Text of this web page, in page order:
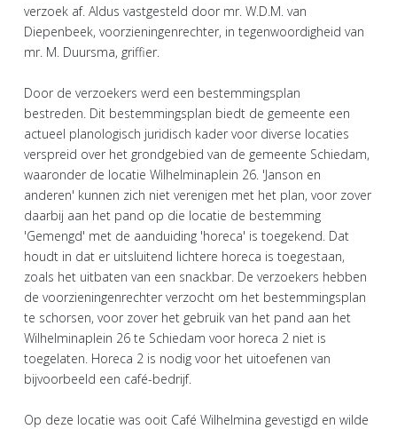
verzoek af. Aldus vastgesteld door mr. W.D.M. van
Diepenbeek, voorzieningenrechter, in tegenwoordigheid van
mr. M. Duursma, griffier.
Door de verzoekers werd een bestemmingsplan
bestreden. Dit bestemmingsplan biedt de gemeente een
actueel planologisch juridisch kader voor diverse locaties
verspreid over het grondgebied van de gemeente Schiedam,
waaronder de locatie Wilhelminaplein 26. 'Janson en
anderen' kunnen zich niet verenigen met het plan, voor zover
daarbij aan het pand op die locatie de bestemming
'Gemengd' met de aanduiding 'horeca' is toegekend. Dat
houdt in dat er uitsluitend lichtere horeca is toegestaan,
zoals het uitbaten van een snackbar. De verzoekers hebben
de voorzieningenrechter verzocht om het bestemmingsplan
te schorsen, voor zover het gebruik van het pand aan het
Wilhelminaplein 26 te Schiedam voor horeca 2 niet is
toegelaten. Horeca 2 is nodig voor het uitoefenen van
bijvoorbeeld een café-bedrijf.
Op deze locatie was ooit Café Wilhelmina gevestigd en wilde